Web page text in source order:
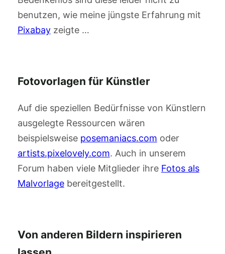
benutzen, wie meine jüngste Erfahrung mit
Pixabayzeigte …
Fotovorlagen für Künstler
Auf die speziellen Bedürfnisse von Künstlern
ausgelegte Ressourcen wären
beispielsweise posemaniacs.com oder
artists.pixelovely.com. Auch in unserem
Forum haben viele Mitglieder ihre Fotos als
Malvorlagebereitgestellt.
Von anderen Bildern inspirieren